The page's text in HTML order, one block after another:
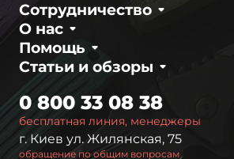
О нас
Сотрудничество
Статьи и обзоры
Помощь
бесплатная линия, менеджеры
0 800 33 08 38
г. Киев ул. Жилянская, 75
обращение по общим вопросам